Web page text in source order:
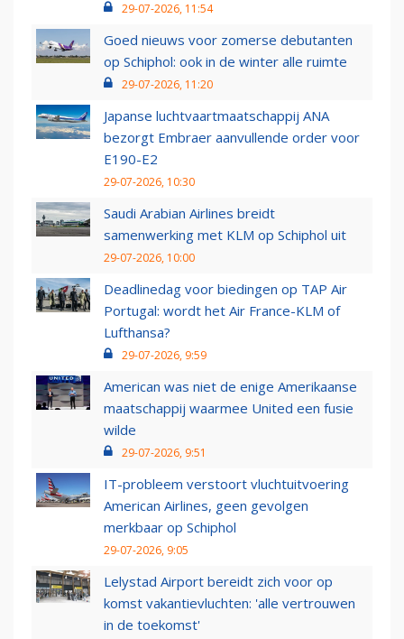
29-07-2026, 11:54
Goed nieuws voor zomerse debutanten
op Schiphol: ook in de winter alle ruimte
29-07-2026, 11:20
Japanse luchtvaartmaatschappij ANA
bezorgt Embraer aanvullende order voor
E190-E2
29-07-2026, 10:30
Saudi Arabian Airlines breidt
samenwerking met KLM op Schiphol uit
29-07-2026, 10:00
Deadlinedag voor biedingen op TAP Air
Portugal: wordt het Air France-KLM of
Lufthansa?
29-07-2026, 9:59
American was niet de enige Amerikaanse
maatschappij waarmee United een fusie
wilde
29-07-2026, 9:51
IT-probleem verstoort vluchtuitvoering
American Airlines, geen gevolgen
merkbaar op Schiphol
29-07-2026, 9:05
Lelystad Airport bereidt zich voor op
komst vakantievluchten: 'alle vertrouwen
in de toekomst'